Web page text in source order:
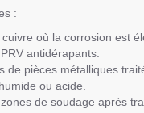
:
où la corrosion est
antidérapants.
de pièces métalliques
ou acide.
de soudage après